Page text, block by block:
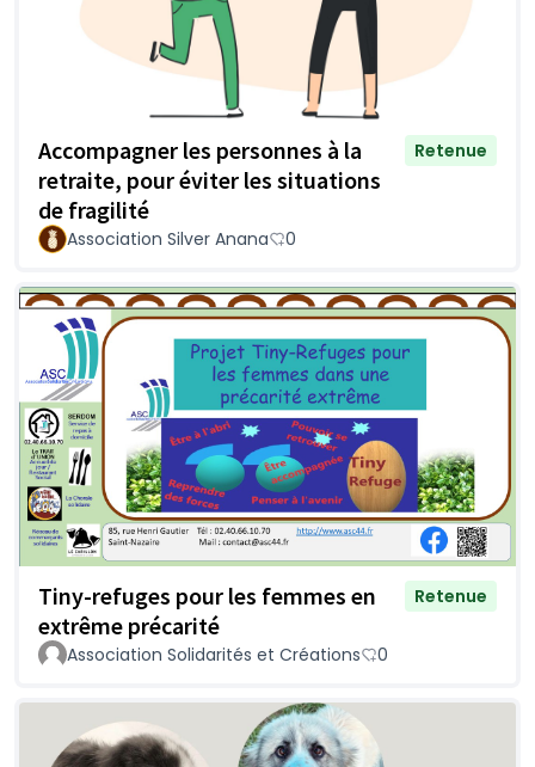
Accompagner les personnes à la
retraite, pour éviter les situations
de fragilité
Retenue
Association Silver Anana 0
Tiny-refuges pour les femmes en
extrême précarité
Retenue
Association Solidarités et Créations 0